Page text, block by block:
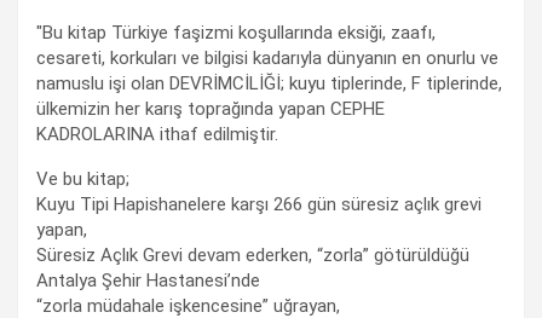
"Bu kitap Türkiye faşizmi koşullarında eksiği, zaafı,
cesareti, korkuları ve bilgisi kadarıyla dünyanın en onurlu ve
namuslu işi olan DEVRİMCİLİĞİ; kuyu tiplerinde, F tiplerinde,
ülkemizin her karış toprağında yapan CEPHE
KADROLARINA ithaf edilmiştir.
Ve bu kitap;
Kuyu Tipi Hapishanelere karşı 266 gün süresiz açlık grevi
yapan,
Süresiz Açlık Grevi devam ederken, “zorla” götürüldüğü
Antalya Şehir Hastanesi’nde
“zorla müdahale işkencesine” uğrayan,